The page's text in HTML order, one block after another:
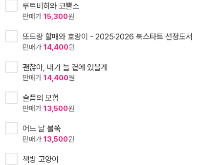
루트비히와 코뿔소
판매가 15,300원
또드랑 할매와 호랑이 - 2025·2026 북스타트 선정도서
판매가 14,400원
괜찮아, 내가 늘 곁에 있을게
판매가 14,400원
슬픔의 모험
판매가 13,500원
어느 날 불쑥
판매가 13,500원
책방 고양이